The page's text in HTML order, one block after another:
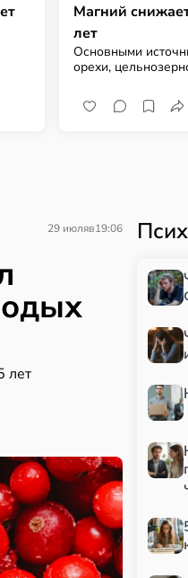
Магний
лет
Основными
орехи,
29 июляв19:06
лет